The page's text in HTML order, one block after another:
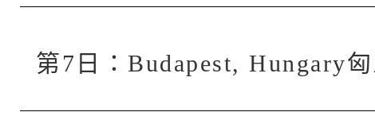
第7日：Budapest, Hungary